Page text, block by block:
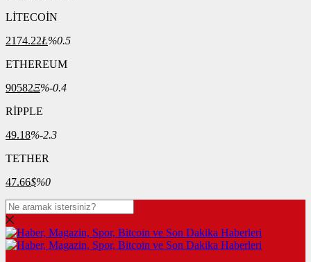
LİTECOİN
2174.22Ł%0.5
ETHEREUM
90582Ξ%-0.4
RİPPLE
49.18%-2.3
TETHER
47.66$%0